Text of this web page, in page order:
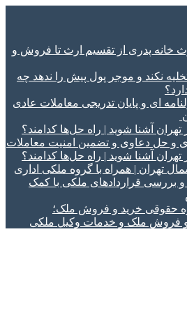
سهم الارث خانه پدری از تقسیم ارث تا فروش و
نکند و موجر پول پیش را ندهد چه
ای و پایان تدریجی معاملات عادی
و حل دعاوی و تضمین امنیت معاملات
تهران | همراه با گروه ملکی اداری
و بررسی قراردادهای ملکی با کمک
حقوقی خرید و فروش ملک؛
و فروش ملک و خدمات وکیل ملکی